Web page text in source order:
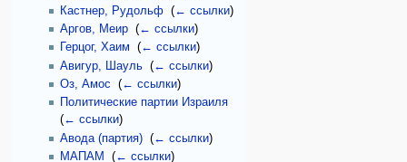
Кастнер, Рудольф ‎(← ссылки)
Аргов, Меир ‎(← ссылки)
Герцог, Хаим ‎(← ссылки)
Авигур, Шауль ‎(← ссылки)
Оз, Амос ‎(← ссылки)
Политические партии Израиля
(← ссылки)
Авода (партия) ‎(← ссылки)
МАПАМ
‎(← ссылки)